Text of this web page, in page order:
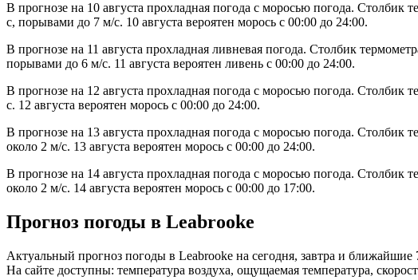
В прогнозе на 10 августа прохладная погода с моросью погода.
с, порывами до 7 м/с. 10 августа вероятен морось с 00:00 до 24:00.
В прогнозе на 11 августа прохладная ливневая погода. Столбик
порывами до 6 м/с. 11 августа вероятен ливень с 00:00 до 24:00.
В прогнозе на 12 августа прохладная погода с моросью погода.
с. 12 августа вероятен морось с 00:00 до 24:00.
В прогнозе на 13 августа прохладная погода с моросью погода.
около 2 м/с. 13 августа вероятен морось с 00:00 до 24:00.
В прогнозе на 14 августа прохладная погода с моросью погода.
около 2 м/с. 14 августа вероятен морось с 00:00 до 17:00.
Прогноз погоды в Leabrookе
Актуальный прогноз погоды в Leabrookе на сегодня, завтра и
На сайте доступны: температура воздуха, ощущаемая температура,